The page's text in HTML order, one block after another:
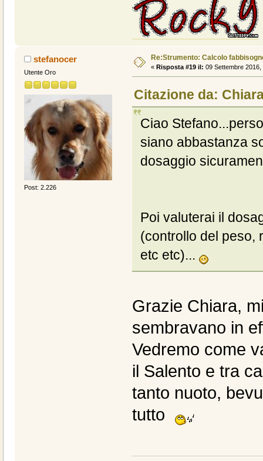
stefanocer
Utente Oro
Post: 2.226
Re:Strumento: Calcolo
« Risposta #19 il: 09 Settembre 2016,
Citazione da:
Ciao
siano abbastanza
dosaggio
Poi valuterai il
(controllo del peso,
etc etc)...
Grazie Chiara,
sembravano in
Vedremo come
il Salento e tra
tanto nuoto,
tutto